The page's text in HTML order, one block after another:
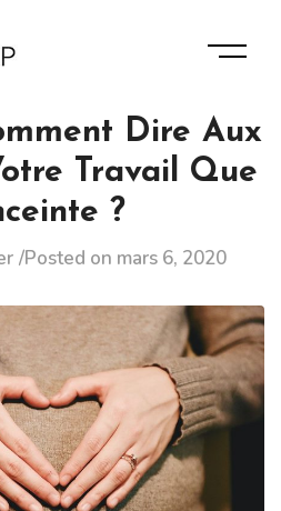
Dire Aux
Travail Que
?
Posted on mars 6, 2020